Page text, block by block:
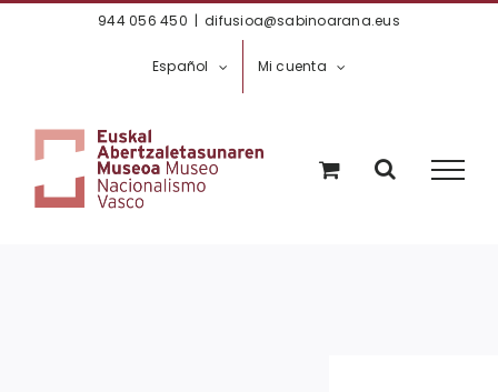
944 056 450 | difusioa@sabinoarana.eus
Español Mi cuenta